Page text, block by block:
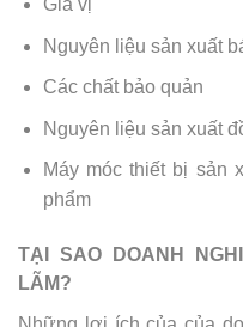
Gia vị
Nguyên liệu sản xuất
Các chất bảo quản
Nguyên liệu sản xuất
Máy móc thiết bị sản
phẩm
TẠI SAO DOANH
LÃM?